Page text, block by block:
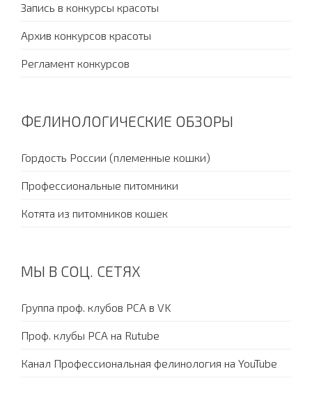
Запись в конкурсы красоты
Архив конкурсов красоты
Регламент конкурсов
ФЕЛИНОЛОГИЧЕСКИЕ ОБЗОРЫ
Гордость России (племенные кошки)
Профессиональные питомники
Котята из питомников кошек
МЫ В СОЦ. СЕТЯХ
Группа проф. клубов PCA в VK
Проф. клубы PCA на Rutube
Канал Профессиональная фелинология на YouTube